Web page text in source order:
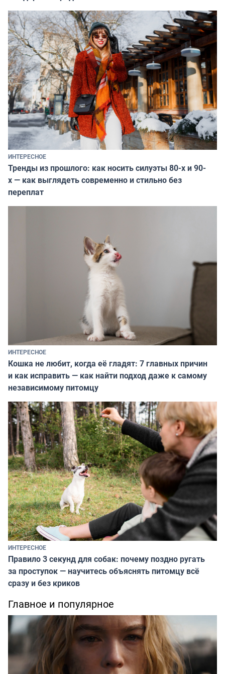
ИНТЕРЕСНОЕ
Тренды из прошлого: как носить силуэты 80-х и 90-
х — как выглядеть современно и стильно без
переплат
ИНТЕРЕСНОЕ
Кошка не любит, когда её гладят: 7 главных причин
и как исправить — как найти подход даже к самому
независимому питомцу
ИНТЕРЕСНОЕ
Правило 3 секунд для собак: почему поздно ругать
за проступок — научитесь объяснять питомцу всё
сразу и без криков
Главное и популярное